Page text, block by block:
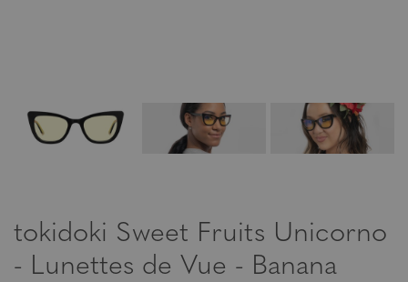
tokidoki Sweet Fruits Unicorno
- Lunettes de Vue - Banana